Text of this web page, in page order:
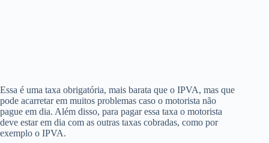
Essa é uma taxa obrigatória, mais barata que o IPVA, mas que
pode acarretar em muitos problemas caso o motorista não
pague em dia. Além disso, para pagar essa taxa o motorista
deve estar em dia com as outras taxas cobradas, como por
exemplo o IPVA.